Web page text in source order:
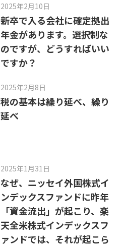
2025年2月10日
新卒で入る会社に確定拠出
年金があります。選択制な
のですが、どうすればいい
ですか？
2025年2月8日
税の基本は繰り延べ、繰り
延べ
2025年1月31日
なぜ、ニッセイ外国株式イ
ンデックスファンドに昨年
「資金流出」が起こり、楽
天全米株式インデックスフ
ァンドでは、それが起こら